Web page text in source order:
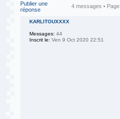
Publier une
réponse
4 messages • Page
KARLITOUXXXX
Messages: 44
Inscrit le: Ven 9 Oct 2020 22:51